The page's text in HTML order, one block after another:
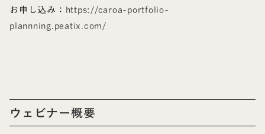
お申し込み： https://caroa-portfolio-
plannning.peatix.com/
ウェビナー概要